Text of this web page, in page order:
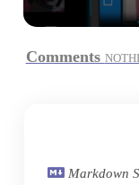
Comments
Markdown